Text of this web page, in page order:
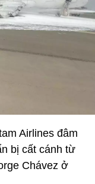
Airlines đâm
bị cất cánh từ
Chávez ở